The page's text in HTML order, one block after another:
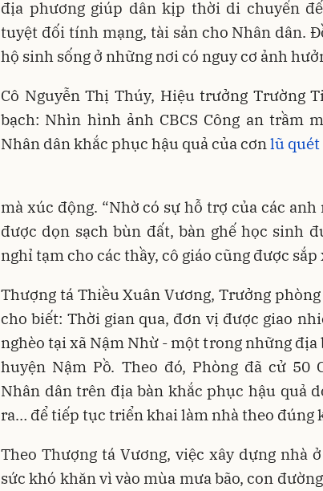
địa phương giúp dân kịp thời di chuyển
tuyệt đối tính mạng, tài sản cho Nhân dân.
hộ sinh sống ở những nơi có nguy cơ ảnh
Cô Nguyễn Thị Thúy, Hiệu trưởng Trường
bạch: Nhìn hình ảnh CBCS Công an trầm
Nhân dân khắc phục hậu quả của cơnlũ quét
mà xúc động. “Nhờ có sự hỗ trợ của các
được dọn sạch bùn đất, bàn ghế học sinh
nghỉ tạm cho các thầy, cô giáo cũng được sắp
Thượng tá Thiều Xuân Vương, Trưởng phòng
cho biết: Thời gian qua, đơn vị được giao
nghèo tại xã Nậm Nhừ - một trong những
huyện Nậm Pồ. Theo đó, Phòng đã cử 50
Nhân dân trên địa bàn khắc phục hậu quả
ra… để tiếp tục triển khai làm nhà theo đúng
Theo Thượng tá Vương, việc xây dựng nhà
sức khó khăn vì vào mùa mưa bão, con